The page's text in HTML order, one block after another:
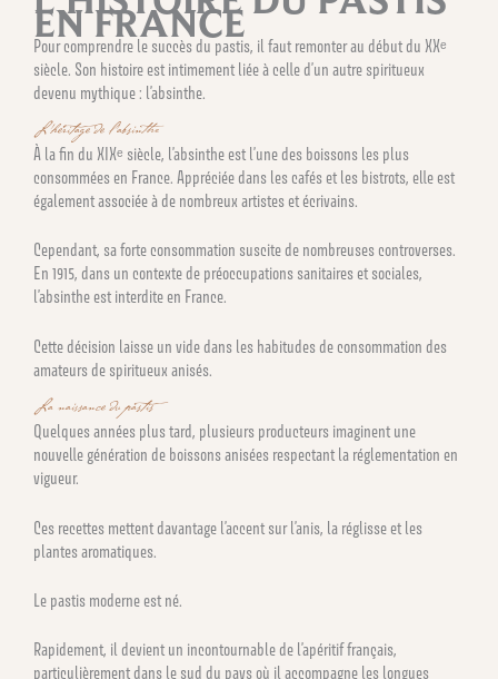
EN FRANCE
Pour comprendre le succès du pastis, il faut remonter au début du XXᵉ
siècle. Son histoire est intimement liée à celle d’un autre spiritueux
devenu mythique : l’absinthe.
L’héritage de l’absinthe
À la fin du XIXᵉ siècle, l’absinthe est l’une des boissons les plus
consommées en France. Appréciée dans les cafés et les bistrots, elle est
également associée à de nombreux artistes et écrivains.
Cependant, sa forte consommation suscite de nombreuses controverses.
En 1915, dans un contexte de préoccupations sanitaires et sociales,
l’absinthe est interdite en France.
Cette décision laisse un vide dans les habitudes de consommation des
amateurs de spiritueux anisés.
La naissance du pastis
Quelques années plus tard, plusieurs producteurs imaginent une
nouvelle génération de boissons anisées respectant la réglementation en
vigueur.
Ces recettes mettent davantage l’accent sur l’anis, la réglisse et les
plantes aromatiques.
Le pastis moderne est né.
Rapidement, il devient un incontournable de l’apéritif français,
particulièrement dans le sud du pays où il accompagne les longues